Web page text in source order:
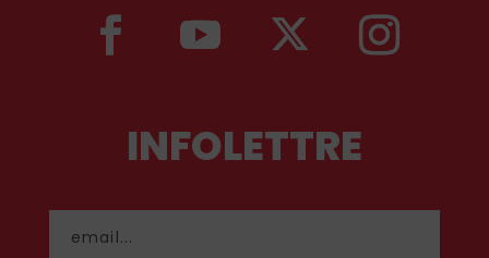
INFOLETTRE